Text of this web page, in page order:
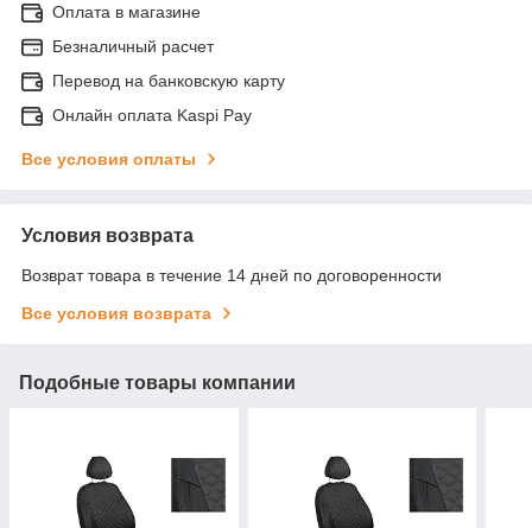
Оплата в магазине
Безналичный расчет
Перевод на банковскую карту
Онлайн оплата Kaspi Pay
Все условия оплаты
Условия возврата
Возврат товара в течение 14 дней по договоренности
Все условия возврата
Подобные товары компании